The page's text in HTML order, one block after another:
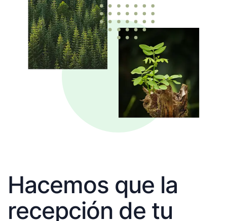
Hacemos que la
recepción de tu